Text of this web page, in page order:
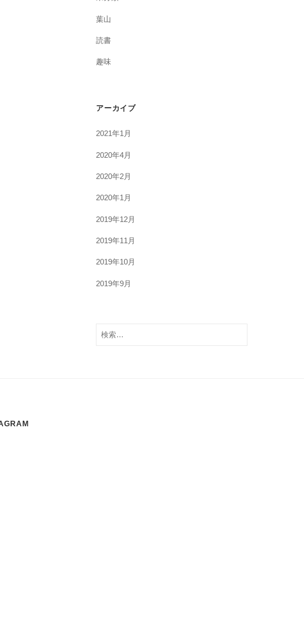
葉山
読書
趣味
アーカイブ
2021年1月
2020年4月
2020年2月
2020年1月
2019年12月
2019年11月
2019年10月
2019年9月
検
索: